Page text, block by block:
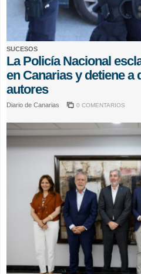
SUCESOS
La Policía Nacional
en Canarias y detiene a
autores
Diario de Canarias 0 COMENTARIOS